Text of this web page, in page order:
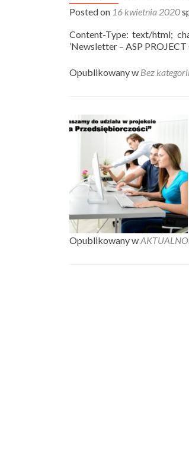
Posted on 16 kwietnia 2020
Content-Type: text/html;
’Newsletter – ASP
Opublikowany w Bez
Opublikowany w